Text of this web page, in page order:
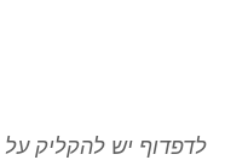
לדפדוף יש להקליק על